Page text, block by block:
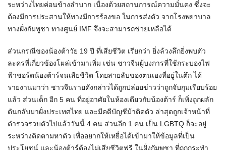
ระหว่างไทยค่อนข้างลำบาก เนื่องด้วยสถานการณ์ความมั่นคง ซึ่งจะ
ต้องมีการประสานให้ทางมีการร้องขอ ในการส่งตัว จากโรงพยาบาล
ทางฝั่งกัมพูชา ทางศูนย์ IMF จึงจะสามารถช่วยเหลือได้
ส่วนกรณีของน้องต้าวัย 19 ปี ที่เสียชีวิต เรียกว่า ยิ่งล้วงลึกยิ่งพบตัว
ละครที่เกี่ยวข้องโผล่เข้ามาเพิ่ม เช่น ชาวจีนผู้บงการที่ใช้กระบองไฟ
ฟ้าชอร์ตน้องต้าร์จนเสียชีวิต โดยสายลับของตนเองที่อยู่ในตึก ได้
รายงานมาว่า ชาวจีนรายดังกล่าวได้ถูกปล่อยข่าวว่าถูกจับกุมเรียบร้อย
แล้ว ส่วนเด็ก อีก 5 คน ที่อยู่อาศัยในห้องเดียวกับน้องต้าร์ ก็เพิ่งถูกผลัก
ดันกลับมาฝั่งประเทศไทย และมีคดีบัญชีม้าติดตัว ล่าสุดถูกเจ้าหน้าที่
ตำรวจรวบตัวไปแล้ววันนี้ 4 คน ส่วนอีก 1 คน เป็น LGBTQ ก็จะอยู่
ระหว่างติดตามหาตัว เพื่ออยากให้เหยื่อได้เข้ามาให้ข้อมูลที่เป็น
ประโยชน์ และน้องต้าร์ต้องไม่เสียชีวิตฟรี ในฝั่งกัมพูชา ที่ถูกกระทำ